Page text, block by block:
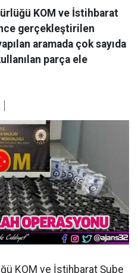
KOM ve İstihbarat
gerçekleştirilen
aramada çok sayıda
parça ele
KOM ve İstihbarat Şube